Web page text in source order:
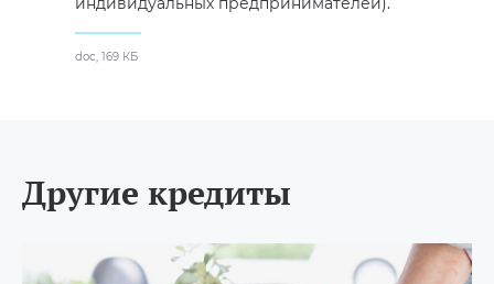
doc, 169 КБ
Другие кредиты